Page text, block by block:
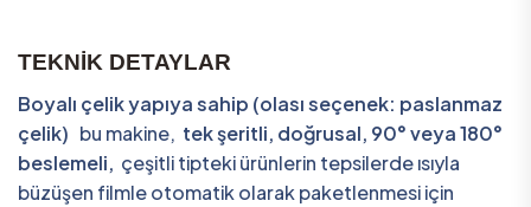
TEKNİK DETAYLAR
Boyalı çelik yapıya sahip (olası seçenek: paslanmaz
çelik) bu makine, tek şeritli, doğrusal, 90° veya 180°
beslemeli, çeşitli tipteki ürünlerin tepsilerde ısıyla
büzüşen filmle otomatik olarak paketlenmesi için